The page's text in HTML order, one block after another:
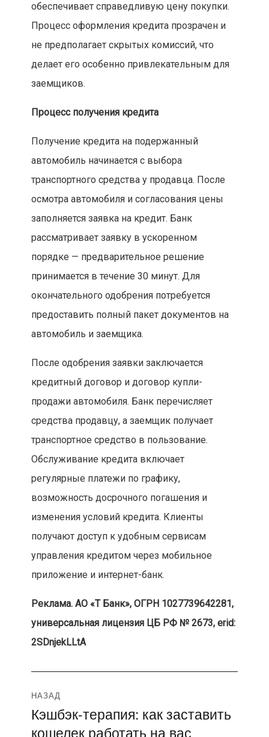
обеспечивает справедливую цену покупки.
Процесс оформления кредита прозрачен и
не предполагает скрытых комиссий, что
делает его особенно привлекательным для
заемщиков.
Процесс получения кредита
Получение кредита на подержанный
автомобиль начинается с выбора
транспортного средства у продавца. После
осмотра автомобиля и согласования цены
заполняется заявка на кредит. Банк
рассматривает заявку в ускоренном
порядке — предварительное решение
принимается в течение 30 минут. Для
окончательного одобрения потребуется
предоставить полный пакет документов на
автомобиль и заемщика.
После одобрения заявки заключается
кредитный договор и договор купли-
продажи автомобиля. Банк перечисляет
средства продавцу, а заемщик получает
транспортное средство в пользование.
Обслуживание кредита включает
регулярные платежи по графику,
возможность досрочного погашения и
изменения условий кредита. Клиенты
получают доступ к удобным сервисам
управления кредитом через мобильное
приложение и интернет-банк.
Реклама. АО «Т Банк», ОГРН 1027739642281,
универсальная лицензия ЦБ РФ № 2673, erid:
2SDnjekLLtA
Навигация
по
НАЗАД
Предыдущая
запись:
Кэшбэк-терапия: как заставить
кошелек работать на вас